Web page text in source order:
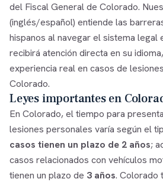
del Fiscal General de Colorado.
(inglés/español) entiende las
hispanos al navegar el sistema legal
recibirá atención directa en su
experiencia real en casos de
Colorado.
Leyes importantes en
En Colorado, el tiempo para
lesiones personales varía según el
casos tienen un plazo de 2 años;
casos relacionados con vehículos
tienen un plazo de 3 años. Colorado